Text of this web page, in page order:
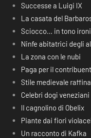
Successe a Luigi IX
La casata del
Sciocco… in tono
Ninfe abitatrici degli
La zona con le nubi
Paga per il
Stile medievale
Celebri dogi veneziani
Il cagnolino di Obelix
Piante dai fiori
Un racconto di Kafka